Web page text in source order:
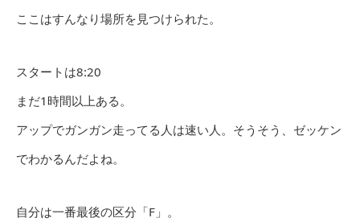
ここはすんなり場所を見つけられた。
スタートは8:20
まだ1時間以上ある。
アップでガンガン走ってる人は速い人。そうそう、ゼッケン
でわかるんだよね。
自分は一番最後の区分「F」。